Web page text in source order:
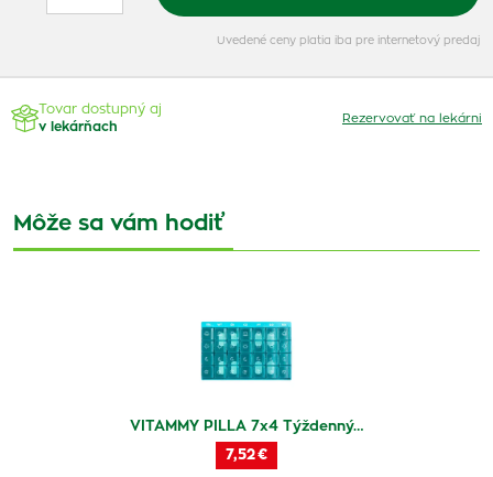
Uvedené ceny platia iba pre internetový predaj
Tovar dostupný aj
v lekárňach
Rezervovať na lekárni
Môže sa vám hodiť
VITAMMY PILLA 7x4 Týždenný…
7,52 €